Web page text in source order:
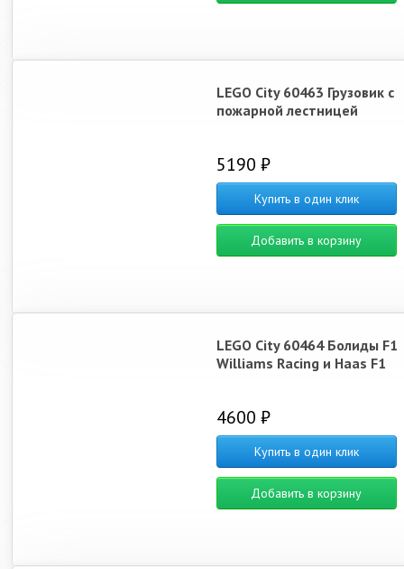
LEGO City 60463 Грузовик с
пожарной лестницей
5190 ₽
Купить в один клик
Добавить в корзину
LEGO City 60464 Болиды F1
Williams Racing и Haas F1
4600 ₽
Купить в один клик
Добавить в корзину